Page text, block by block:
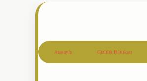
Anasayfa Gizlilik Politikası